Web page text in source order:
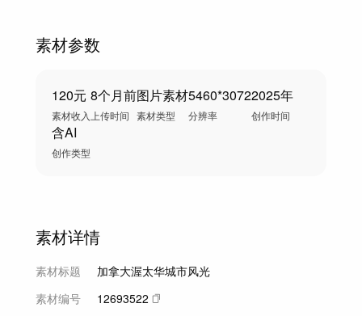
素材参数
120元
素材收入
8个月前
上传时间
图片素材
素材类型
5460*3072
分辨率
2025年
创作时间
含AI
创作类型
素材详情
素材标题
加拿大渥太华城市风光
素材编号
12693522